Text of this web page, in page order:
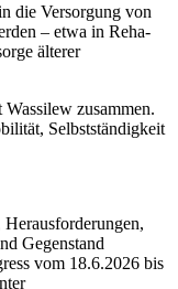
die Versorgung von
– etwa in Reha-
älterer
zusammen.
Selbstständigkeit
Gegenstand
vom 18.6.2026 bis